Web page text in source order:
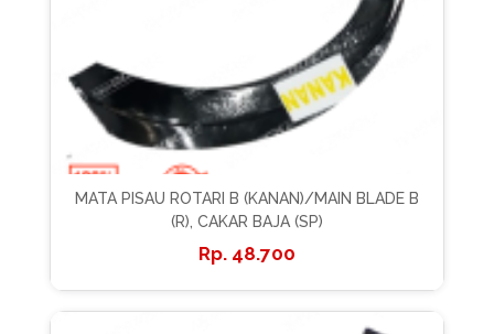
MATA PISAU ROTARI B (KANAN)/MAIN BLADE B
(R), CAKAR BAJA (SP)
48.700